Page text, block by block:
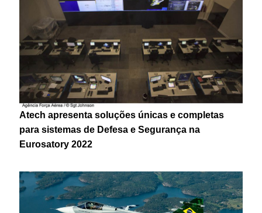
Atech apresenta soluções únicas e completas
para sistemas de Defesa e Segurança na
Eurosatory 2022